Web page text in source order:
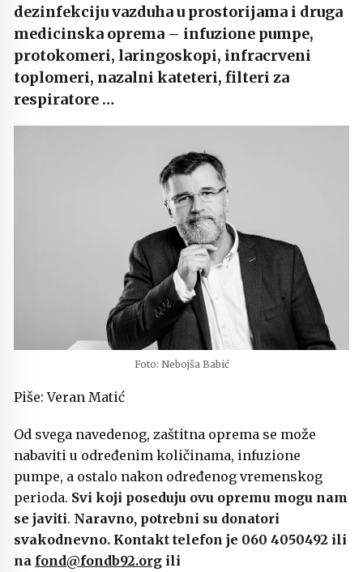
dezinfekciju vazduha u prostorijama i druga
medicinska oprema – infuzione pumpe,
protokomeri, laringoskopi, infracrveni
toplomeri, nazalni kateteri, filteri za
respiratore …
Foto: Nebojša Babić
Piše: Veran Matić
Od svega navedenog, zaštitna oprema se može
nabaviti u određenim količinama, infuzione
pumpe, a ostalo nakon određenog vremenskog
perioda. Svi koji poseduju ovu opremu mogu nam
se javiti. Naravno, potrebni su donatori
svakodnevno. Kontakt telefon je 060 4050492 ili
na fond@fondb92.org ili